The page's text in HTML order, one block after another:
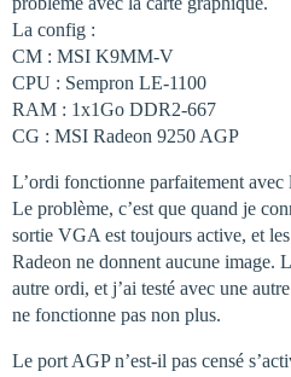
La config :
CM : MSI K9MM-V
CPU : Sempron LE-1100
RAM : 1x1Go DDR2-667
CG : MSI Radeon 9250 AGP
L’ordi fonctionne parfaitement
Le problème, c’est que quand je
sortie VGA est toujours active, et
Radeon ne donnent aucune image.
autre ordi, et j’ai testé avec une
ne fonctionne pas non plus.
Le port AGP n’est-il pas censé